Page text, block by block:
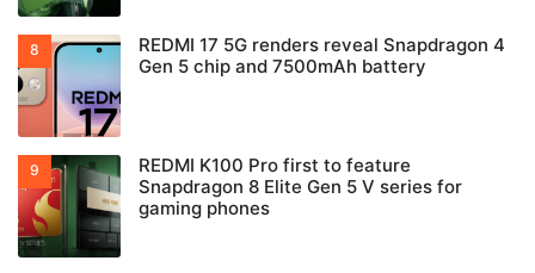
REDMI 17 5G renders reveal Snapdragon 4
Gen 5 chip and 7500mAh battery
REDMI K100 Pro first to feature
Snapdragon 8 Elite Gen 5 V series for
gaming phones